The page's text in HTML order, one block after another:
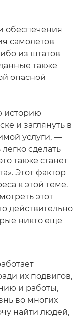
обеспечения
самолетов
из штатов
также
опасной
историю
и заглянуть в
услуги, —
сделать
также станет
Этот фактор
к этой теме.
этот
действительно
никто еще
их подвигов,
и работы,
во многих
найти людей,